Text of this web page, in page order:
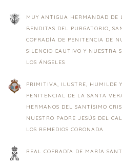
MUY ANTIGUA HERMANDAD DE
BENDITAS DEL PURGATORIO,
COFRADÍA DE PENITENCIA DE
SILENCIO CAUTIVO Y NUESTRA
LOS ÁNGELES
PRIMITIVA, ILUSTRE, HUMILDE
PENITENCIAL DE LA SANTA
HERMANOS DEL SANTÍSIMO
NUESTRO PADRE JESÚS DEL
LOS REMEDIOS CORONADA
REAL COFRADÍA DE MARÍA